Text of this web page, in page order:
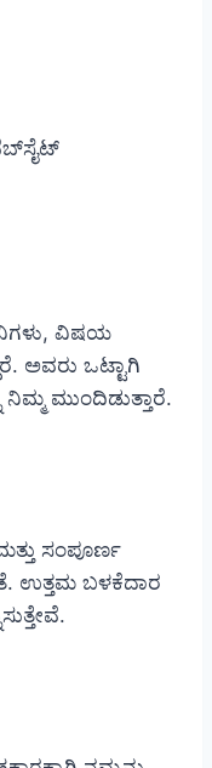
ವಿಷಯ
ಅವರು ಒಟ್ಟಾಗಿ
ಮುಂದಿಡುತ್ತಾರೆ.
ಸಂಪೂರ್ಣ
ಉತ್ತಮ ಬಳಕೆದಾರ